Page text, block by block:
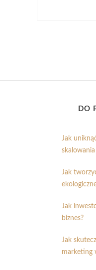
DO
Jak
Jak
Jak
biznes?
Jak
marketing